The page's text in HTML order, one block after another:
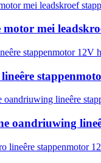
motor mei
oandriuwing